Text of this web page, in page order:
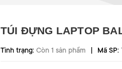
TÚI ĐỰNG LAPTOP
Tình trạng: Còn 1 sản phẩm | Mã SP: